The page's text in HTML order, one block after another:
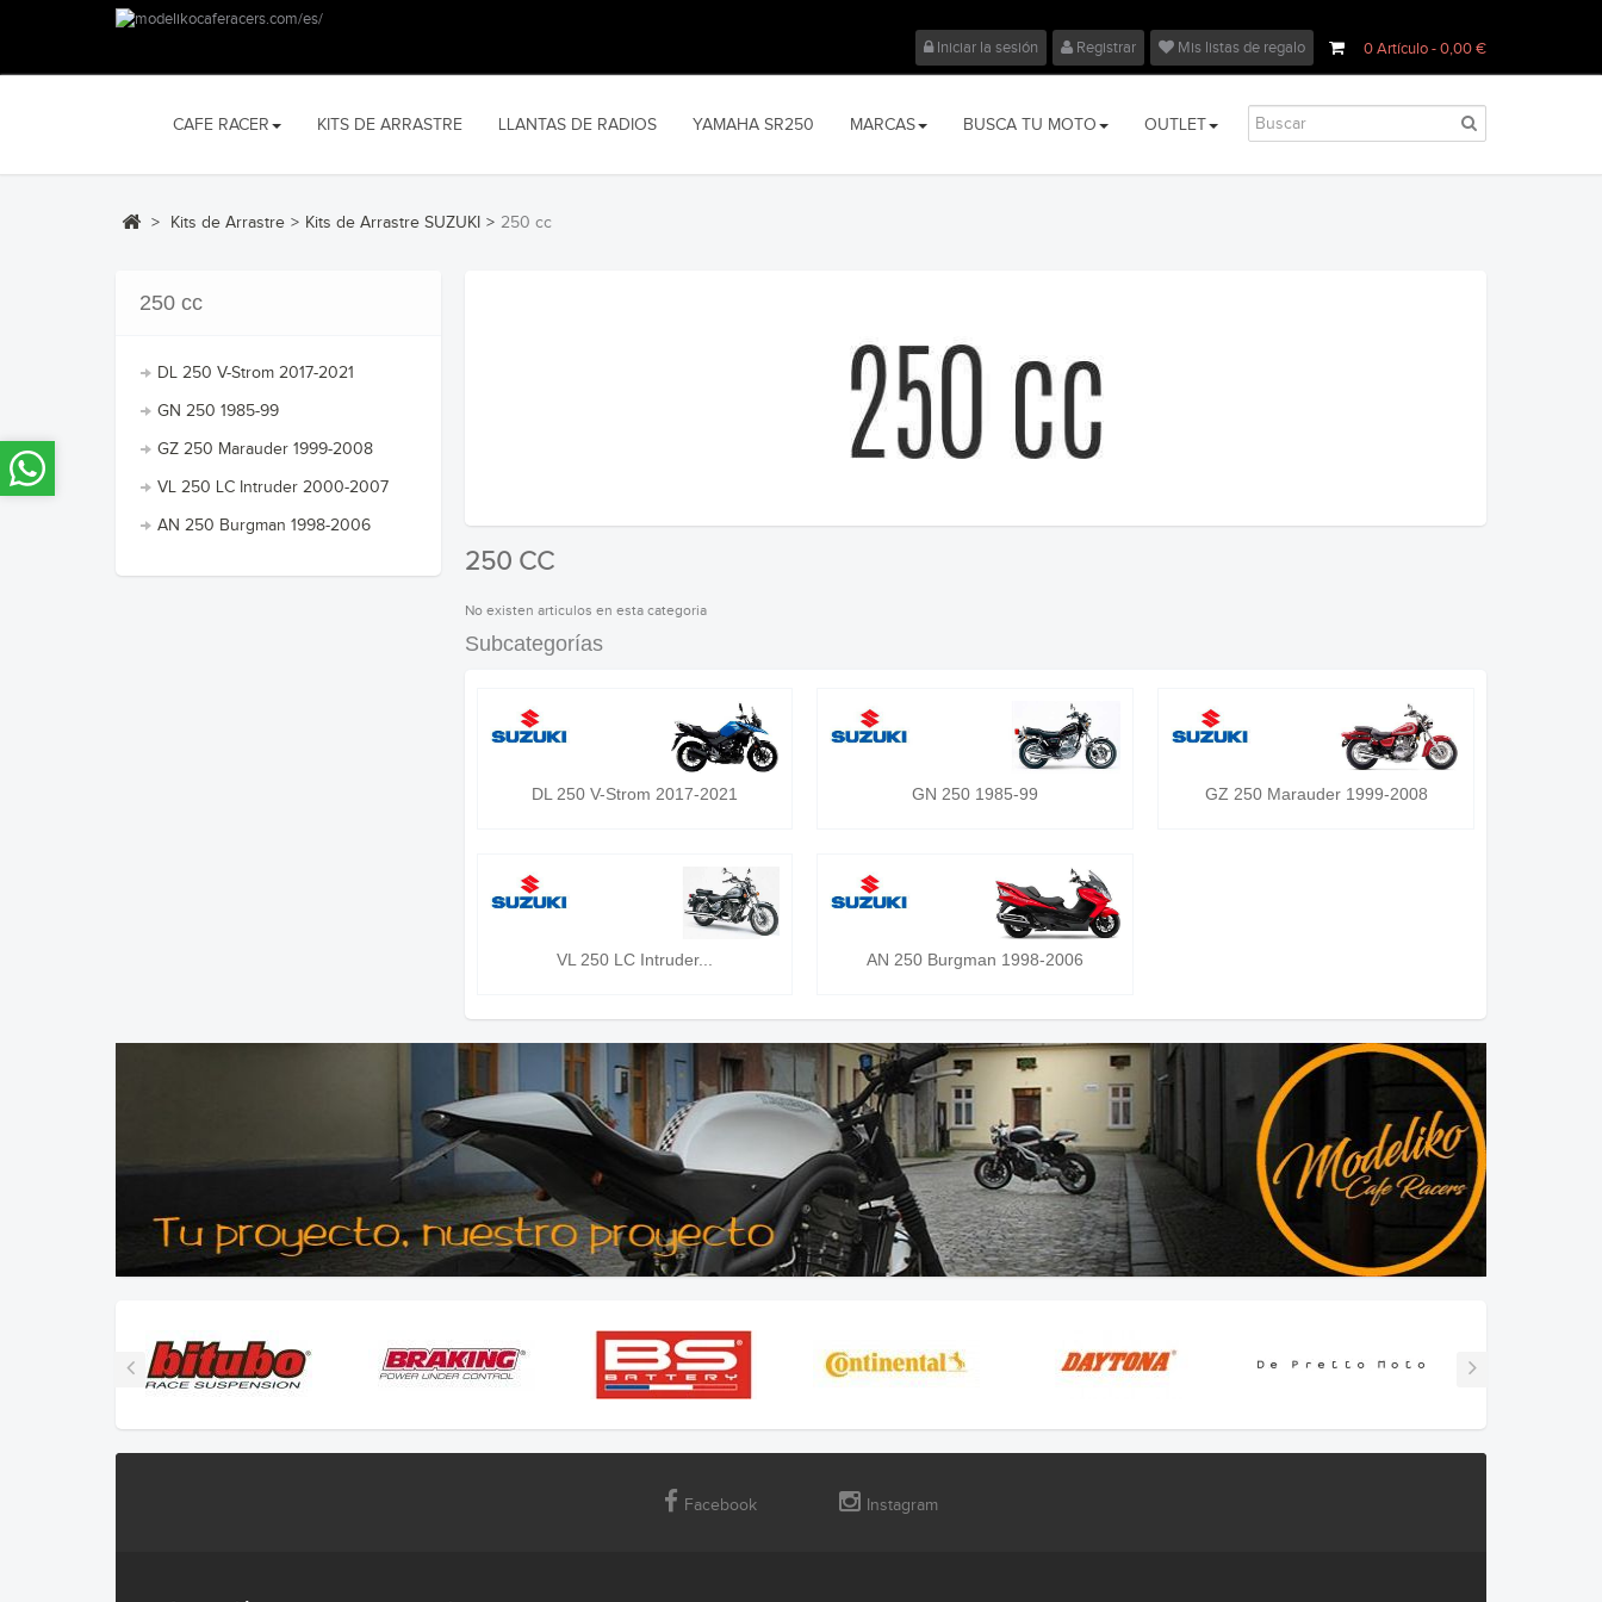
0Artículo- 0,00 €
Iniciar la sesión Registrar Mis listas de regalo
CAFE RACER KITS DE ARRASTRE LLANTAS DE RADIOS YAMAHA SR250 MARCAS BUSCA TU MOTO OUTLET
> Kits de Arrastre > Kits de Arrastre SUZUKI > 250 cc
250 cc
DL 250 V-Strom 2017-2021
GN 250 1985-99
GZ 250 Marauder 1999-2008
VL 250 LC Intruder 2000-2007
AN 250 Burgman 1998-2006
250 CC
No existen articulos en esta categoria
Subcategorías
DL 250 V-Strom 2017-2021 GN 250 1985-99 GZ 250 Marauder 1999-2008
VL 250 LC Intruder... AN 250 Burgman 1998-2006
Facebook Instagram